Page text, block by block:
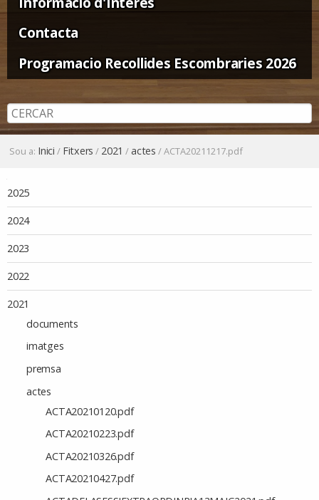
Contacta
Programacio Recollides Escombraries 2026
Sou a: Inici / Fitxers / 2021 /actes /ACTA20211217.pdf
2025
2024
2023
2022
2021
documents
imatges
premsa
actes
ACTA20210120.pdf
ACTA20210223.pdf
ACTA20210326.pdf
ACTA20210427.pdf